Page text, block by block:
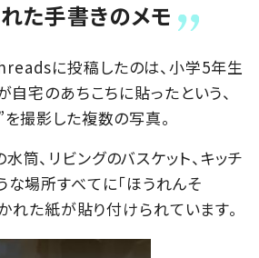
た手書きのメモ
に投稿したのは、小学5年生
自宅のあちこちに貼ったという、
撮影した複数の写真。
筒、リビングのバスケット、キッチ
な場所すべてに「ほうれんそ
かれた紙が貼り付けられています。